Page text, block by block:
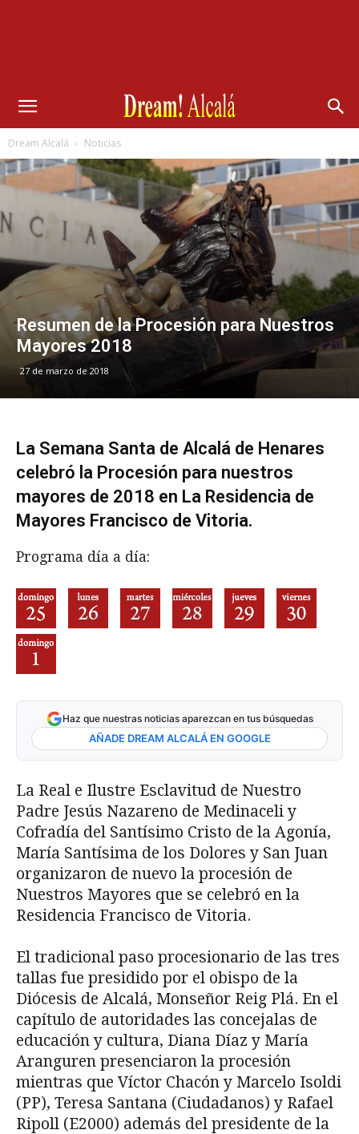
Dream Alcalá Noticias
Resumen de la Procesión para Nuestros
Mayores 2018
27 de marzo de 2018
La Semana Santa de Alcalá de Henares
celebró la Procesión para nuestros
mayores de 2018 en La Residencia de
Mayores Francisco de Vitoria.
Programa día a día:
Haz que nuestras noticias aparezcan en tus búsquedas
AÑADE DREAM ALCALÁ EN GOOGLE
La Real e Ilustre Esclavitud de Nuestro
Padre Jesús Nazareno de Medinaceli y
Cofradía del Santísimo Cristo de la Agonía,
María Santísima de los Dolores y San Juan
organizaron de nuevo la procesión de
Nuestros Mayores que se celebró en la
Residencia Francisco de Vitoria.
El tradicional paso procesionario de las tres
tallas fue presidido por el obispo de la
Diócesis de Alcalá, Monseñor Reig Plá. En el
capítulo de autoridades las concejalas de
educación y cultura, Diana Díaz y María
Aranguren presenciaron la procesión
mientras que Víctor Chacón y Marcelo Isoldi
(PP), Teresa Santana (Ciudadanos) y Rafael
Ripoll (E2000) además del presidente de la